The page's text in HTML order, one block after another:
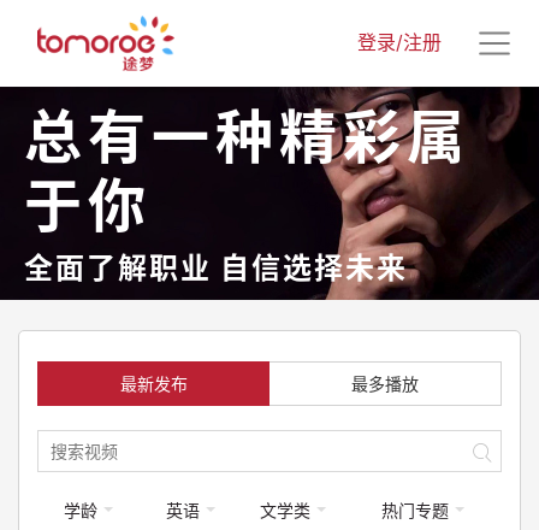
登录/注册
总有一种精彩属
于你
全面了解职业 自信选择未来
最新发布 最多播放
学龄 英语 文学类 热门专题